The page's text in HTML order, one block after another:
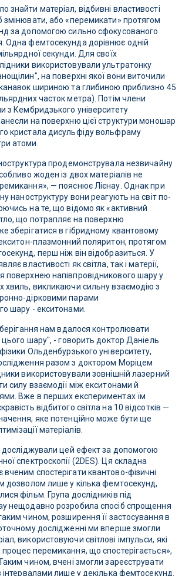
знайти матеріал, відбивні властивості
або «перемикати» протягом
за допомогою сильно сфокусованого
Одна фемтосекунда дорівнює одній
секунди. Для своїх
використовували ультратонку
на поверхні якої вони виточили
шириною та глибиною приблизно 45
часток метра). Потім члени
з Кембридзького університету
на поверхню цієї структури моношар
кристала дисульфіду вольфраму
атоми.
продемонструвала незвичайну
жоден із двох матеріалів не
— пояснює Лієнау. Однак при
наноструктуру вони реагують на світ по-
на те, що відомо як «активний
що потрапляє на поверхню
зберігатися в гібридному квантовому
плазмонний поляритон, протягом
перш ніж він відобразиться. У
властивості як світла, так і матерії,
поверхнею напівпровідникового шару у
хвиль, викликаючи сильну взаємодію з
дірковими парами
шару - екситонами.
нам вдалося контролювати
цього шару", - говорить доктор Даніель
Ольденбурзького університету,
разом з доктором Моріцем
використовували зовнішній лазерний
силу взаємодії між екситонами й
Вже в перших експериментах їм
відбитого світла на 10 відсотків —
яке потенційно може бути ще
матеріалів.
досліджували цей ефект за допомогою
спектроскопії (2DES). Ця складна
спостерігати квантово-фізичні
дозволом лише у кілька фемтосекунд,
фільм. Група дослідників під
нещодавно розробила спосіб спрощення
чином, розширення її застосування в
дослідженні ми вперше змогли
використовуючи світлові імпульси, які
перемикання, що спостерігається»,
чином, вчені змогли зареєструвати
інтервалами лише у декілька фемтосекунд.